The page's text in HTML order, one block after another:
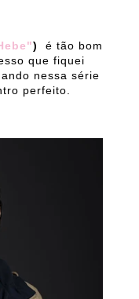
) é tão bom
que fiquei
nessa série
perfeito.